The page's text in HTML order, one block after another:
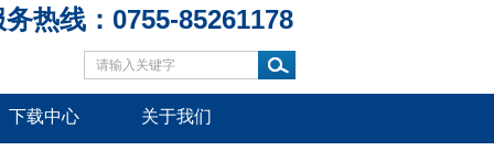
务热线：0755-85261178
下载中心 关于我们